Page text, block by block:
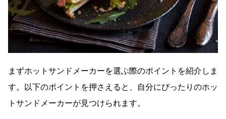
まずホットサンドメーカーを選ぶ際のポイントを紹介しま
す。以下のポイントを押さえると、自分にぴったりのホッ
トサンドメーカーが見つけられます。